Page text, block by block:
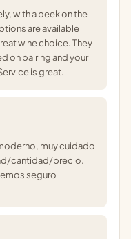
with a peek on the
are available
wine choice. They
on pairing and your
is great.
muy cuidado
cantidad/precio.
seguro